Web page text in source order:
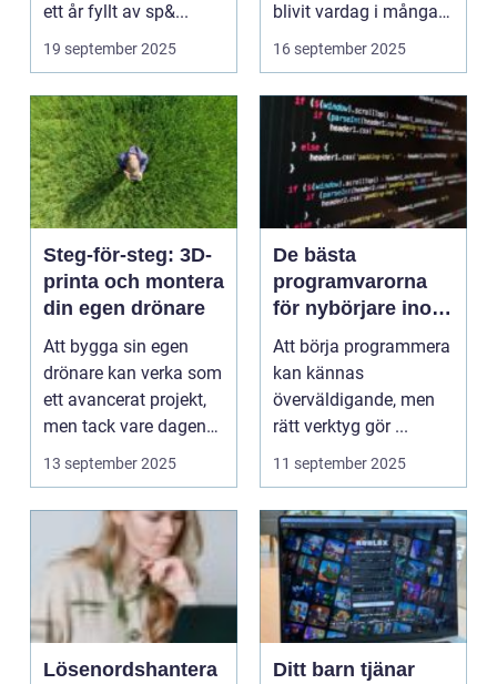
ett år fyllt av sp&...
19 september 2025
blivit vardag i många
hem, men det...
16 september 2025
Steg-för-steg: 3D-
printa och montera
din egen drönare
Att bygga sin egen
drönare kan verka som
ett avancerat projekt,
men tack vare dagens
3D-skrivar...
13 september 2025
De bästa
programvarorna
för nybörjare inom
programmering
Att börja programmera
kan kännas
överväldigande, men
rätt verktyg gör ...
11 september 2025
Lösenordshantera
Ditt barn tjänar